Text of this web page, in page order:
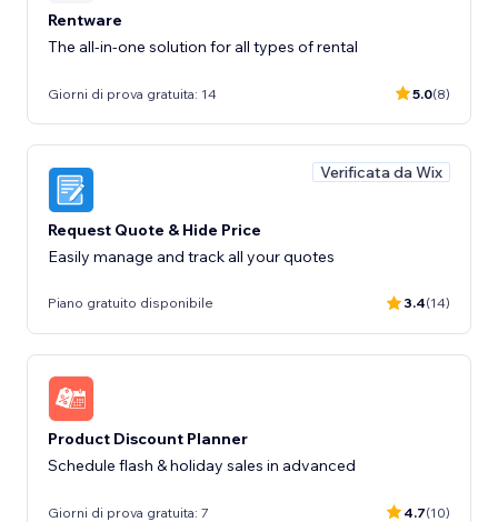
Rentware
The all-in-one solution for all types of rental
Giorni di prova gratuita: 14 5.0(8)
Verificata da Wix
Request Quote & Hide Price
Easily manage and track all your quotes
Piano gratuito disponibile 3.4(14)
Product Discount Planner
Schedule flash & holiday sales in advanced
Giorni di prova gratuita: 7 4.7(10)